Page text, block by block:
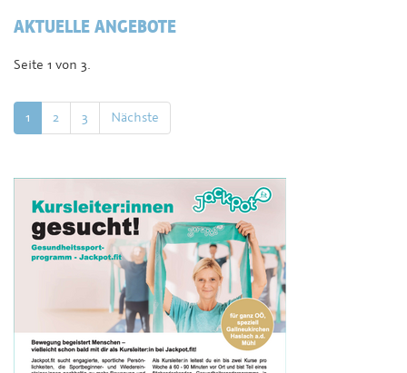
AKTUELLE ANGEBOTE
Seite 1 von 3.
1 2 3 Nächste